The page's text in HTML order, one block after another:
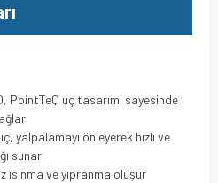
PointTeQ uç tasarımı sayesinde
yalpalamayı önleyerek hızlı ve
sunar
ısınma ve yıpranma oluşur